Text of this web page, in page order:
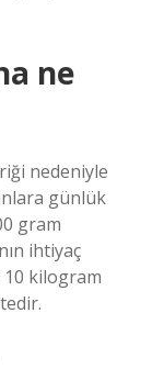
ne
nedeniyle
günlük
gram
ihtiyaç
kilogram